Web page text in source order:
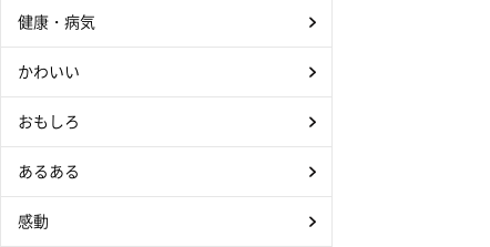
健康・病気
かわいい
おもしろ
あるある
感動